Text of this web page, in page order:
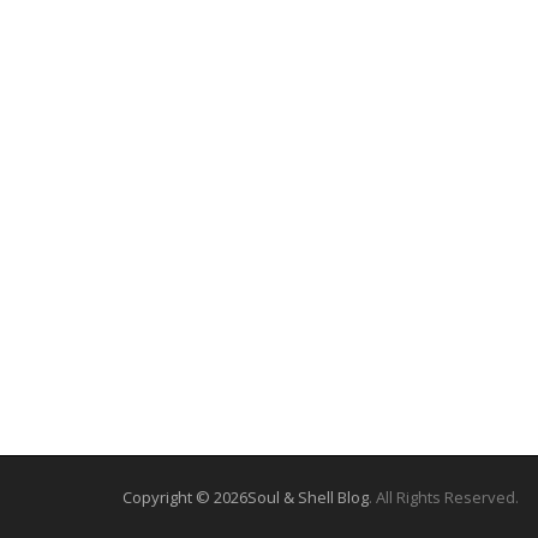
Copyright © 2026Soul & Shell Blog. All Rights Reserved.